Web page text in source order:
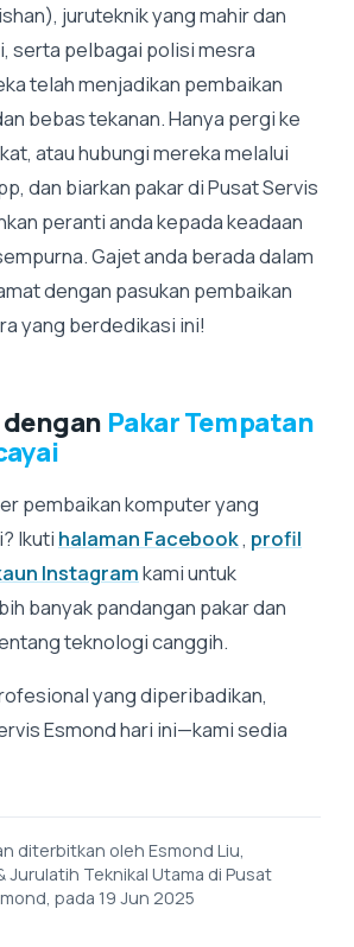
juruteknik yang mahir dan
serta pelbagai polisi mesra
telah menjadikan pembaikan
bebas tekanan. Hanya pergi ke
atau hubungi mereka melalui
dan biarkan pakar di Pusat Servis
peranti anda kepada keadaan
Gajet anda berada dalam
dengan pasukan pembaikan
yang berdedikasi ini!
Pakar Tempatan
pembaikan komputer yang
Ikuti halaman Facebook, profil
Instagramkami untuk
banyak pandangan pakar dan
teknologi canggih.
yang diperibadikan,
Esmond hari ini—kami sedia
diterbitkan oleh Esmond Liu,
Jurulatih Teknikal Utama di Pusat
pada 19 Jun 2025